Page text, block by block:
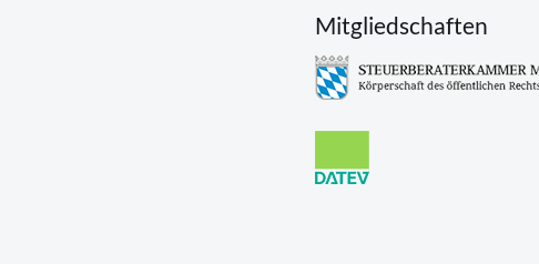
Mitgliedschaften